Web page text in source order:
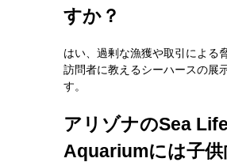
すか？
はい、過剰な漁獲や取引による
訪問者に教えるシーハースの展
す。
アリゾナのSea Life
Aquariumには子供